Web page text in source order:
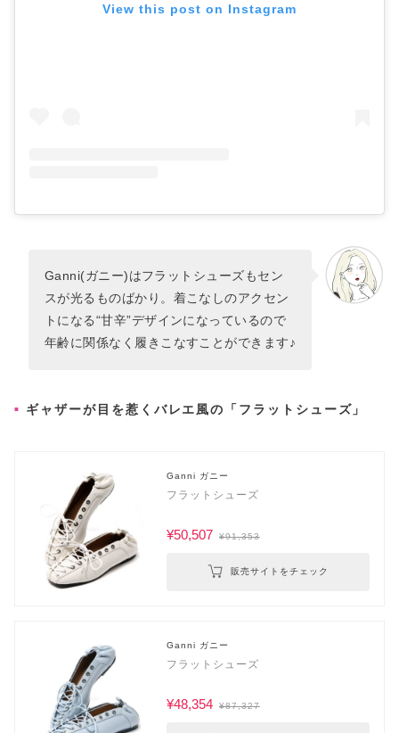
View this post on Instagram
Ganni(ガニー)はフラットシューズもセン
スが光るものばかり。着こなしのアクセン
トになる“甘辛”デザインになっているので
年齢に関係なく履きこなすことができます♪
ギャザーが目を惹くバレエ風の「フラットシューズ」
Ganni ガニー
フラットシューズ
¥50,507 ¥91,353
販売サイトをチェック
Ganni ガニー
フラットシューズ
¥48,354 ¥87,327